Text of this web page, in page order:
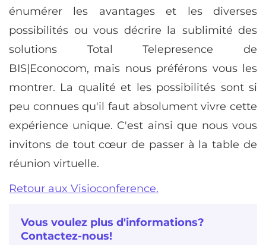
énumérer les avantages et les diverses
possibilités ou vous décrire la sublimité des
solutions Total Telepresence de
BIS|Econocom, mais nous préférons vous les
montrer. La qualité et les possibilités sont si
peu connues qu'il faut absolument vivre cette
expérience unique. C'est ainsi que nous vous
invitons de tout cœur de passer à la table de
réunion virtuelle.
Retour aux Visioconference.
Vous voulez plus d'informations?
Contactez-nous!